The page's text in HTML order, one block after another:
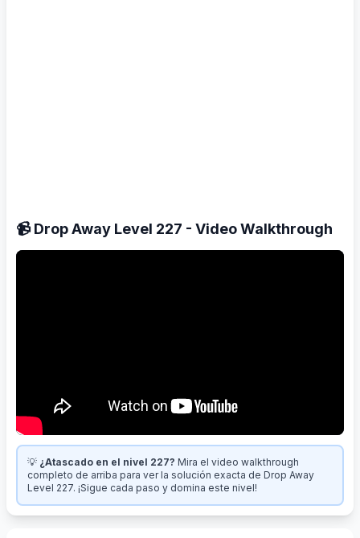
📹 Drop Away Level 227 - Video Walkthrough
💡 ¿Atascado en el nivel 227? Mira el video walkthrough
completo de arriba para ver la solución exacta de Drop Away
Level 227. ¡Sigue cada paso y domina este nivel!